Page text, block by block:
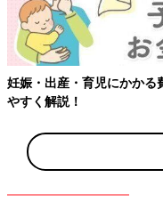
成金をわかり